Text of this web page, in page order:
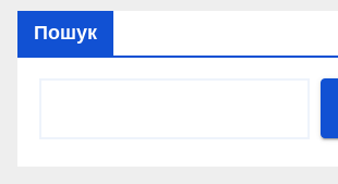
Пошук